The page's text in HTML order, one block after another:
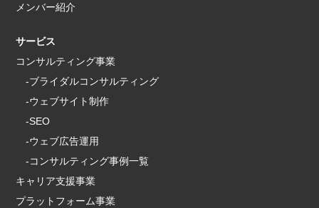
メンバー紹介
サービス
コンサルティング事業
-ブライダルコンサルティング
-ウェブサイト制作
-SEO
-ウェブ広告運用
-コンサルティング事例一覧
キャリア支援事業
プラットフォーム事業